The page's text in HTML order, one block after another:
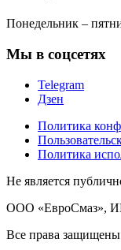
Понедельник –
Мы в соцсетях
Telegram
Дзен
Политика
Политика
Не является
ООО «ЕвроСмаз»,
Все права защищены